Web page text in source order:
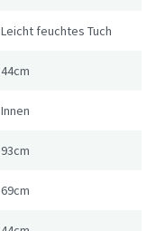
Leicht feuchtes Tuch
44cm
Innen
93cm
69cm